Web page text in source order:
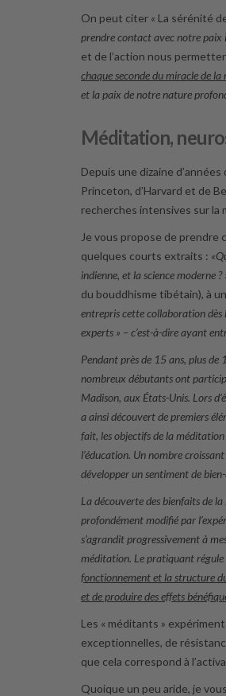
On peut citer « La sérénité
prendre contact avec notre paix
et de l’action nous
chaque seconde du miracle de la
et la paix de notre nature
Méditation,
Depuis une dizaine
Princeton, d’Harvard et de
recherches intensives sur la
Je vous propose de prendre
quelques courts extraits :
indienne, et la science moderne ?
du bouddhisme tibétain), à
entrepris cette collaboration dès
experts » – c’est-à-dire ayant
Pendant près de 15 ans, plus de
nombreux débutants ont
Madison, aux États-Unis. Lors
a ainsi découvert de premiers
fait, les objectifs de la
l’éducation. Un nombre
développer un sentiment de
La découverte des bienfaits de
profondément modifié par
s’agrandit progressivement à
méditation. Le pratiquant régule
fonctionnement et la structure
et de produire des effets
Les « méditants »
exceptionnelles, de
que cela correspond à
Quoique un peu aride, je